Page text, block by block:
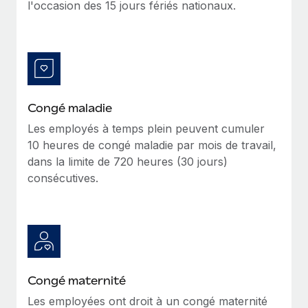
Création d’entité
Mobilité et déménagement international
Organisez facilement le déménagement de vos
employés
Avantages sociaux
Gérez facilement les avantages sociaux
BLOG
Intégrations Gusto et Xero et Gestion des
freelances Plus
Remote a toujours pour mission d'aider les entreprises de
toute taille à embaucher, gérer et payer...
Comment Phiture gère ses 55 employés
répartis dans 19 pays grâce à Remote
croissance mobile internationale, encourage les...
l'occasion des 15 jours fériés nationaux.
Congé maladie
Les employés à temps plein peuvent cumuler
10 heures de congé maladie par mois de travail,
dans la limite de 720 heures (30 jours)
consécutives.
Congé maternité
Les employées ont droit à un congé maternité